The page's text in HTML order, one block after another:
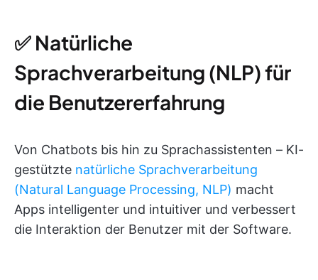
✅ Natürliche
Sprachverarbeitung (NLP) für
die Benutzererfahrung
Von Chatbots bis hin zu Sprachassistenten – KI-
gestützte natürliche Sprachverarbeitung
(Natural Language Processing, NLP) macht
Apps intelligenter und intuitiver und verbessert
die Interaktion der Benutzer mit der Software.